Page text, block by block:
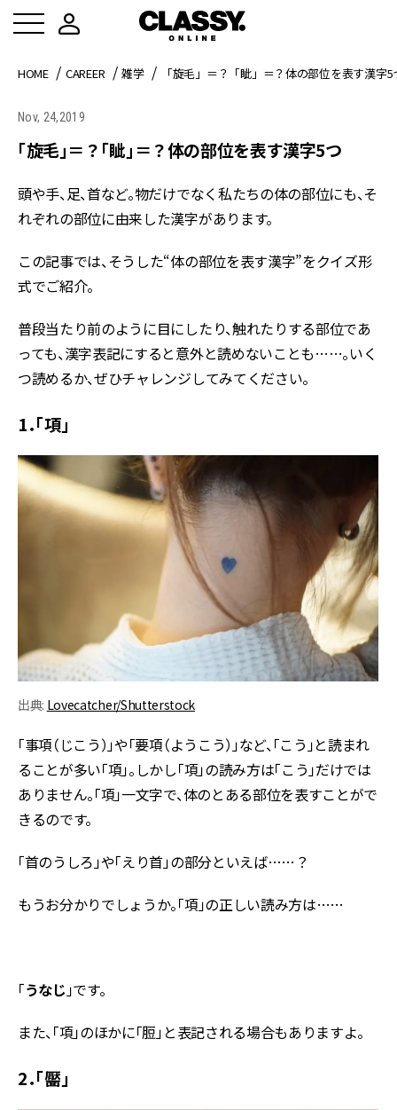
HOME CAREER 雑学 「旋毛」＝？「眦」＝？体の部位を表す漢字5
Nov, 24,2019
「旋毛」＝？「眦」＝？体の部位を表す漢字5つ
頭や手、足、首など。物だけでなく私たちの体の部位にも、そ
れぞれの部位に由来した漢字があります。
この記事では、そうした“体の部位を表す漢字”をクイズ形
式でご紹介。
普段当たり前のように目にしたり、触れたりする部位であ
っても、漢字表記にすると意外と読めないことも……。いく
つ読めるか、ぜひチャレンジしてみてください。
1．「項」
出典: Lovecatcher/Shutterstock
「事項（じこう）」や「要項（ようこう）」など、「こう」と読まれ
ることが多い「項」。しかし「項」の読み方は「こう」だけでは
ありません。「項」一文字で、体のとある部位を表すことがで
きるのです。
「首のうしろ」や「えり首」の部分といえば……？
もうお分かりでしょうか。「項」の正しい読み方は……
「うなじ」です。
また、「項」のほかに「脰」と表記される場合もありますよ。
2．「靨」